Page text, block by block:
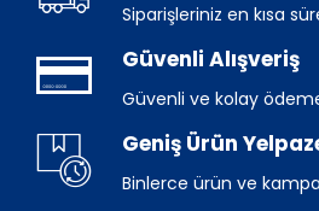
Siparişleriniz en kısa
Güvenli Alışveriş
Güvenli ve kolay
Geniş Ürün
Binlerce ürün ve